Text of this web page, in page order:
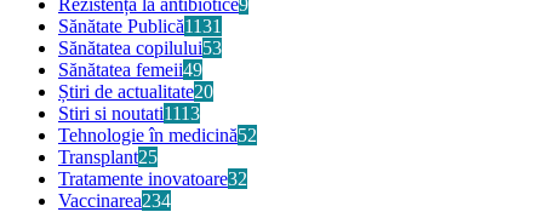
Sănătate Publică1131
Sănătatea copilului53
Sănătatea femeii49
Știri de actualitate20
Stiri si noutati1113
Tehnologie în medicină52
Transplant25
Tratamente inovatoare32
Vaccinarea234